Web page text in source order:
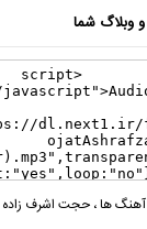
وبلاگ شما
ها، حجت اشرف زاده